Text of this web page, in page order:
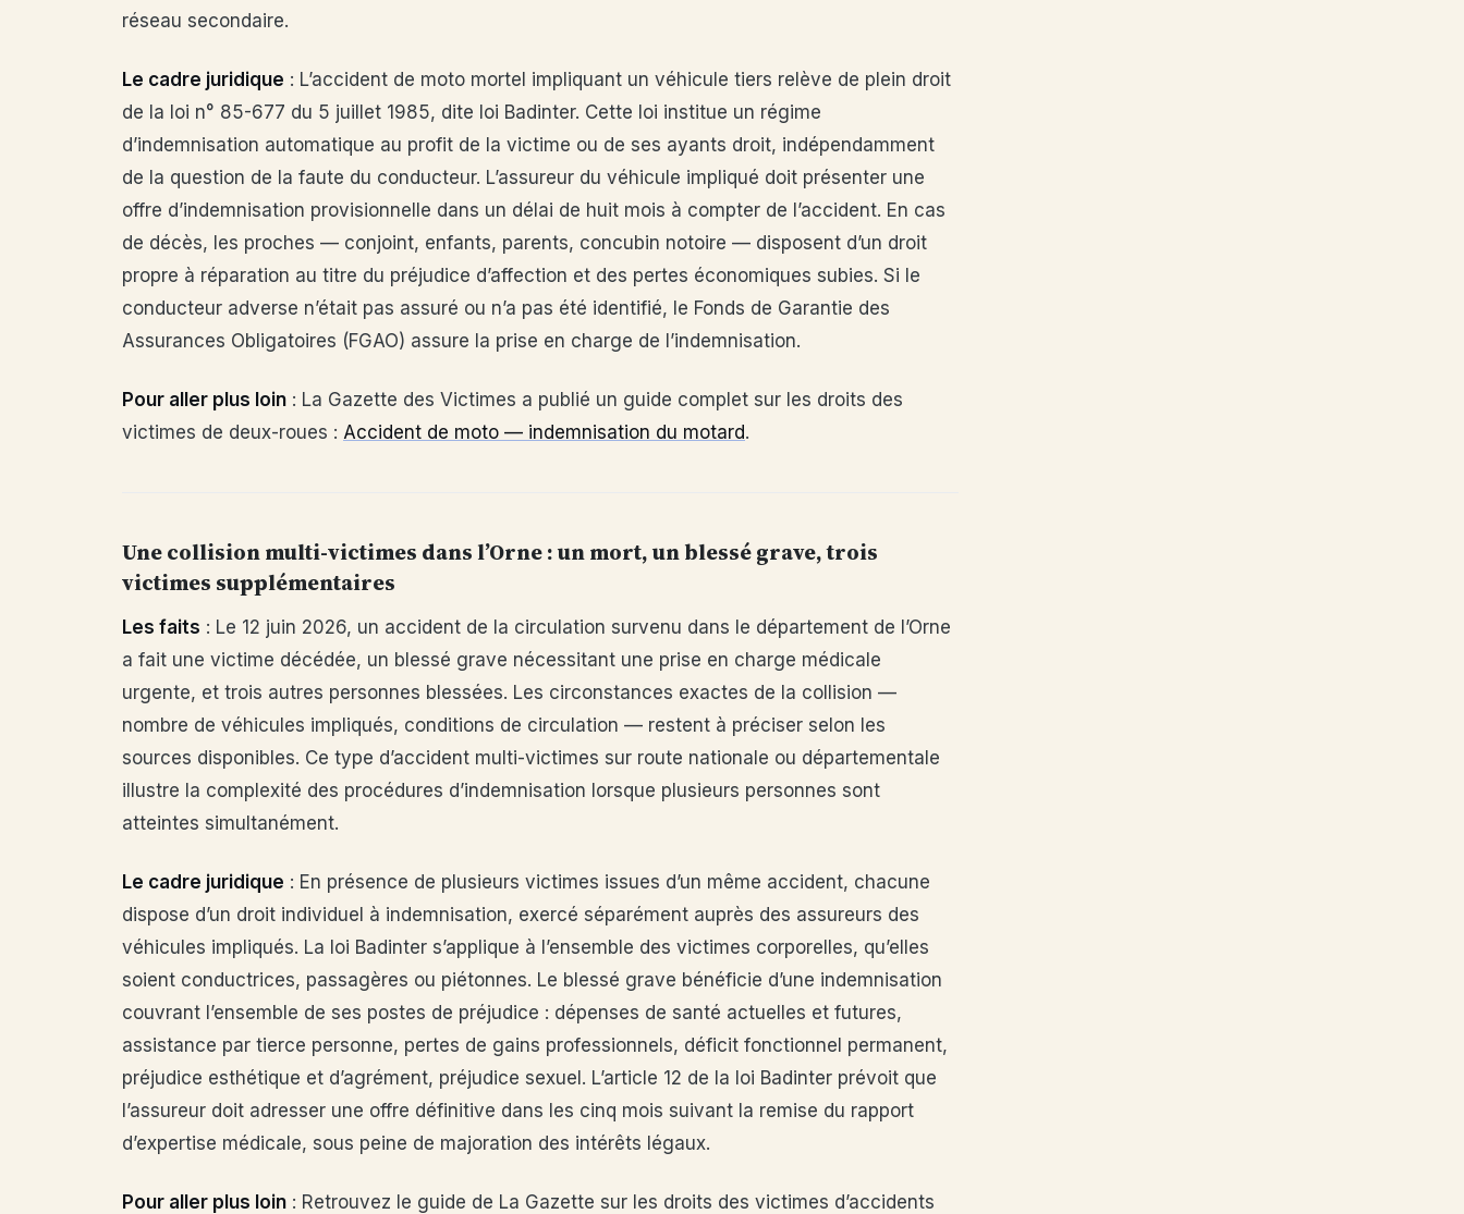
réseau secondaire.
Le cadre juridique : L’accident de moto mortel impliquant un véhicule tiers relève de plein droit
de la loi n° 85-677 du 5 juillet 1985, dite loi Badinter. Cette loi institue un régime
d’indemnisation automatique au profit de la victime ou de ses ayants droit, indépendamment
de la question de la faute du conducteur. L’assureur du véhicule impliqué doit présenter une
offre d’indemnisation provisionnelle dans un délai de huit mois à compter de l’accident. En cas
de décès, les proches — conjoint, enfants, parents, concubin notoire — disposent d’un droit
propre à réparation au titre du préjudice d’affection et des pertes économiques subies. Si le
conducteur adverse n’était pas assuré ou n’a pas été identifié, le Fonds de Garantie des
Assurances Obligatoires (FGAO) assure la prise en charge de l’indemnisation.
Pour aller plus loin : La Gazette des Victimes a publié un guide complet sur les droits des
victimes de deux-roues : Accident de moto — indemnisation du motard.
Une collision multi-victimes dans l’Orne : un mort, un blessé grave, trois
victimes supplémentaires
Les faits : Le 12 juin 2026, un accident de la circulation survenu dans le département de l’Orne
a fait une victime décédée, un blessé grave nécessitant une prise en charge médicale
urgente, et trois autres personnes blessées. Les circonstances exactes de la collision —
nombre de véhicules impliqués, conditions de circulation — restent à préciser selon les
sources disponibles. Ce type d’accident multi-victimes sur route nationale ou départementale
illustre la complexité des procédures d’indemnisation lorsque plusieurs personnes sont
atteintes simultanément.
Le cadre juridique : En présence de plusieurs victimes issues d’un même accident, chacune
dispose d’un droit individuel à indemnisation, exercé séparément auprès des assureurs des
véhicules impliqués. La loi Badinter s’applique à l’ensemble des victimes corporelles, qu’elles
soient conductrices, passagères ou piétonnes. Le blessé grave bénéficie d’une indemnisation
couvrant l’ensemble de ses postes de préjudice : dépenses de santé actuelles et futures,
assistance par tierce personne, pertes de gains professionnels, déficit fonctionnel permanent,
préjudice esthétique et d’agrément, préjudice sexuel. L’article 12 de la loi Badinter prévoit que
l’assureur doit adresser une offre définitive dans les cinq mois suivant la remise du rapport
d’expertise médicale, sous peine de majoration des intérêts légaux.
Pour aller plus loin : Retrouvez le guide de La Gazette sur les droits des victimes d’accidents